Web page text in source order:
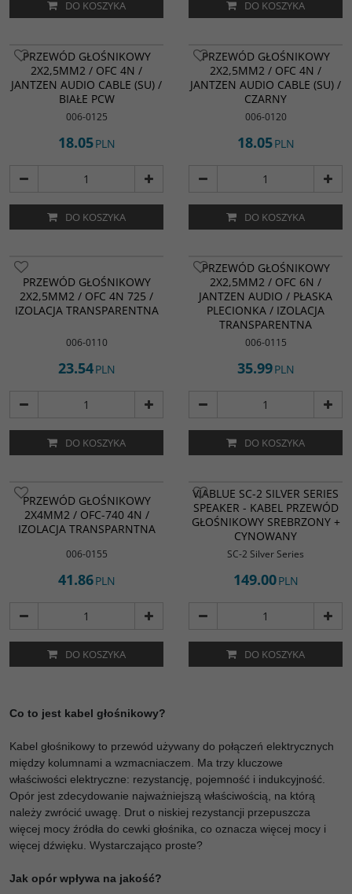
DO KOSZYKA DO KOSZYKA
PRZEWÓD GŁOŚNIKOWY
2X2,5MM2 / OFC 4N /
JANTZEN AUDIO CABLE (SU) /
BIAŁE PCW
006-0125
18.05PLN
DO KOSZYKA
PRZEWÓD GŁOŚNIKOWY
2X2,5MM2 / OFC 4N /
JANTZEN AUDIO CABLE (SU) /
CZARNY
006-0120
18.05PLN
DO KOSZYKA
PRZEWÓD GŁOŚNIKOWY
2X2,5MM2 / OFC 4N 725 /
IZOLACJA TRANSPARENTNA
006-0110
23.54PLN
DO KOSZYKA
PRZEWÓD GŁOŚNIKOWY
2X2,5MM2 / OFC 6N /
JANTZEN AUDIO / PŁASKA
PLECIONKA / IZOLACJA
TRANSPARENTNA
006-0115
35.99PLN
DO KOSZYKA
PRZEWÓD GŁOŚNIKOWY
2X4MM2 / OFC-740 4N /
IZOLACJA TRANSPARNTNA
006-0155
41.86PLN
DO KOSZYKA
VIABLUE SC-2 SILVER SERIES
SPEAKER - KABEL PRZEWÓD
GŁOŚNIKOWY SREBRZONY +
CYNOWANY
SC-2 Silver Series
149.00PLN
DO KOSZYKA
Co to jest kabel głośnikowy?
Kabel głośnikowy to przewód używany do połączeń elektrycznych
między kolumnami a wzmacniaczem. Ma trzy kluczowe
właściwości elektryczne: rezystancję, pojemność i indukcyjność.
Opór jest zdecydowanie najważniejszą właściwością, na którą
należy zwrócić uwagę. Drut o niskiej rezystancji przepuszcza
więcej mocy źródła do cewki głośnika, co oznacza więcej mocy i
więcej dźwięku. Wystarczająco proste?
Jak opór wpływa na jakość?